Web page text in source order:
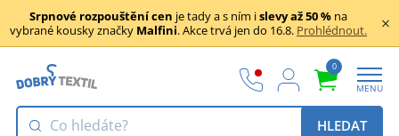
Srpnové rozpouštění cen je tady a s ním islevy až 50 % na
vybrané kousky značky Malfini. Akce trvá jen do 16.8. Prohlédnout.
0
MENU
HLEDAT